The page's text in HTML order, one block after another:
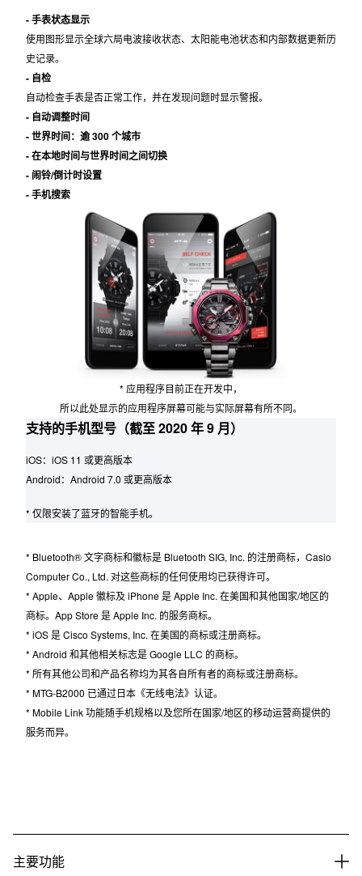
- 手表状态显示
使用图形显示全球六局电波接收状态、太阳能电池状态和内部数据更新历
史记录。
- 自检
自动检查手表是否正常工作，并在发现问题时显示警报。
- 自动调整时间
- 世界时间：逾 300 个城市
- 在本地时间与世界时间之间切换
- 闹铃/倒计时设置
- 手机搜索
* 应用程序目前正在开发中，
所以此处显示的应用程序屏幕可能与实际屏幕有所不同。
支持的手机型号（截至 2020 年 9 月）
iOS：iOS 11 或更高版本
Android：Android 7.0 或更高版本
* 仅限安装了蓝牙的智能手机。
* Bluetooth® 文字商标和徽标是 Bluetooth SIG, Inc. 的注册商标，Casio
Computer Co., Ltd. 对这些商标的任何使用均已获得许可。
* Apple、Apple 徽标及 iPhone 是 Apple Inc. 在美国和其他国家/地区的
商标。App Store 是 Apple Inc. 的服务商标。
* iOS 是 Cisco Systems, Inc. 在美国的商标或注册商标。
* Android 和其他相关标志是 Google LLC 的商标。
* 所有其他公司和产品名称均为其各自所有者的商标或注册商标。
* MTG-B2000 已通过日本《无线电法》认证。
* Mobile Link 功能随手机规格以及您所在国家/地区的移动运营商提供的
服务而异。
主要功能